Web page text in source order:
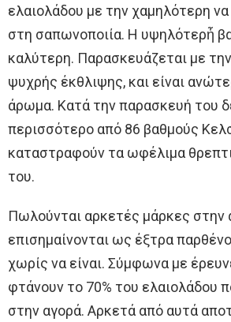
ελαιολάδου με την χαμηλότερη να
στη σαπωνοποιία. Η υψηλότερἦ
καλύτερη. Παρασκευάζεται με
ψυχρής έκθλιψης, και είναι
άρωμα. Κατά την παρασκευή του
περισσότερο από 86 βαθμούς
καταστραφούν τα ωφέλιμα
του.
Πωλούνται αρκετές μάρκες στην
επισημαίνονται ως έξτρα
χωρίς να είναι. Σύμφωνα με
φτάνουν το 70% του ελαιολάδου
στην αγορά. Αρκετά από αυτά